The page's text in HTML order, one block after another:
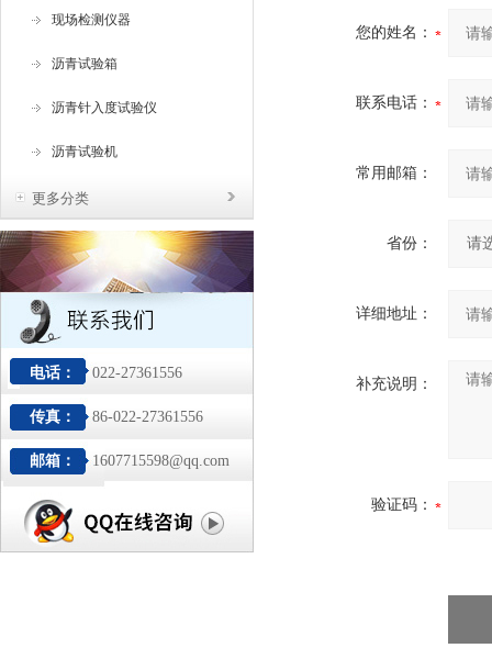
现场检测仪器
沥青试验箱
沥青针入度试验仪
沥青试验机
更多分类
电话： 022-27361556
传真： 86-022-27361556
邮箱： 1607715598@qq.com
您的姓名：
联系电话：
常用邮箱：
省份：
详细地址：
补充说明：
验证码：